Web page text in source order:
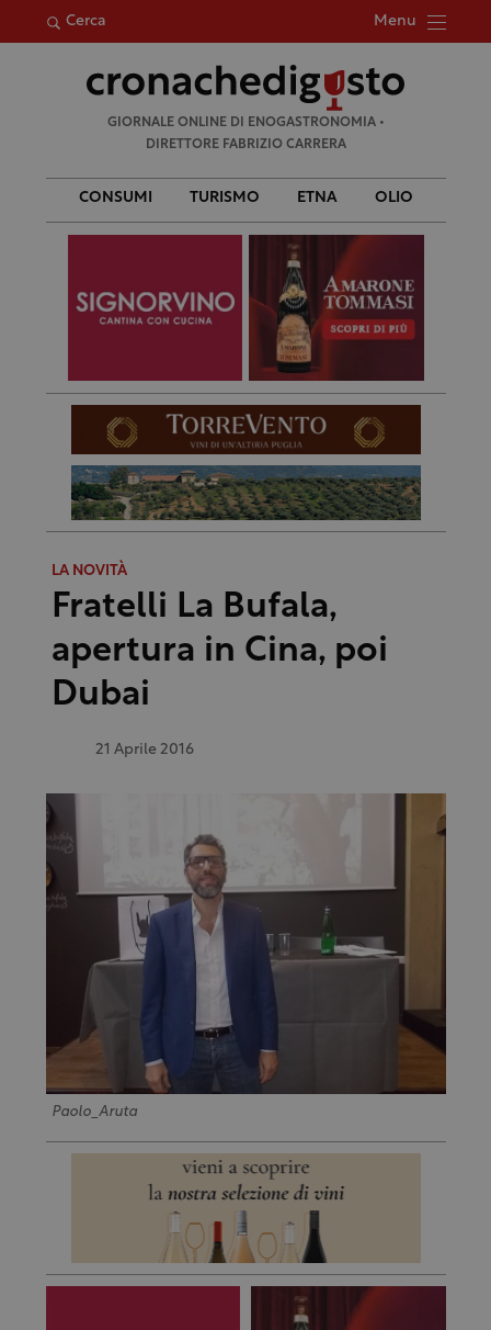
Cerca Menu
per:
GIORNALE ONLINE DI ENOGASTRONOMIA •
DIRETTORE FABRIZIO CARRERA
CONSUMI TURISMO ETNA OLIO
LA NOVITÀ
Fratelli La Bufala,
apertura in Cina, poi
Dubai
21 Aprile 2016
Paolo_Aruta